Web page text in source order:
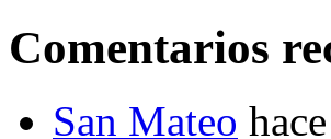
Comentarios
San Mateo